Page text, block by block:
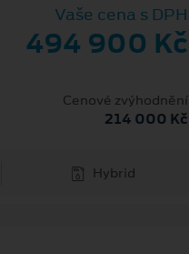
Vaše cena s DPH
494 900 Kč
Cenové zvýhodnění
214 000 Kč
Hybrid